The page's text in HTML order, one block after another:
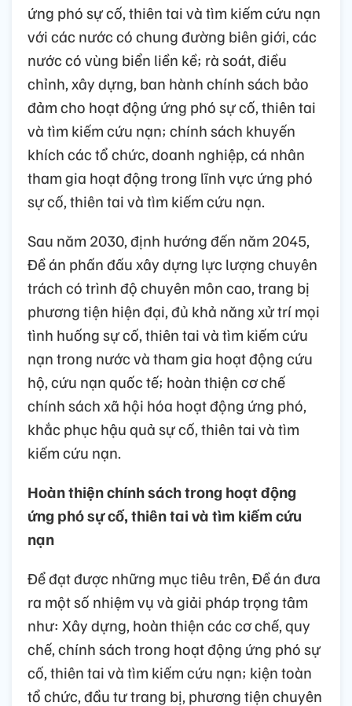
ứng phó sự cố, thiên tai và tìm kiếm cứu nạn
với các nước có chung đường biên giới, các
nước có vùng biển liền kề; rà soát, điều
chỉnh, xây dựng, ban hành chính sách bảo
đảm cho hoạt động ứng phó sự cố, thiên tai
và tìm kiếm cứu nạn; chính sách khuyến
khích các tổ chức, doanh nghiệp, cá nhân
tham gia hoạt động trong lĩnh vực ứng phó
sự cố, thiên tai và tìm kiếm cứu nạn.
Sau năm 2030, định hướng đến năm 2045,
Đề án phấn đấu xây dựng lực lượng chuyên
trách có trình độ chuyên môn cao, trang bị
phương tiện hiện đại, đủ khả năng xử trí mọi
tình huống sự cố, thiên tai và tìm kiếm cứu
nạn trong nước và tham gia hoạt động cứu
hộ, cứu nạn quốc tế; hoàn thiện cơ chế
chính sách xã hội hóa hoạt động ứng phó,
khắc phục hậu quả sự cố, thiên tai và tìm
kiếm cứu nạn.
Hoàn thiện chính sách trong hoạt động
ứng phó sự cố, thiên tai và tìm kiếm cứu
nạn
Để đạt được những mục tiêu trên, Đề án đưa
ra một số nhiệm vụ và giải pháp trọng tâm
như: Xây dựng, hoàn thiện các cơ chế, quy
chế, chính sách trong hoạt động ứng phó sự
cố, thiên tai và tìm kiếm cứu nạn; kiện toàn
tổ chức, đầu tư trang bị, phương tiện chuyên